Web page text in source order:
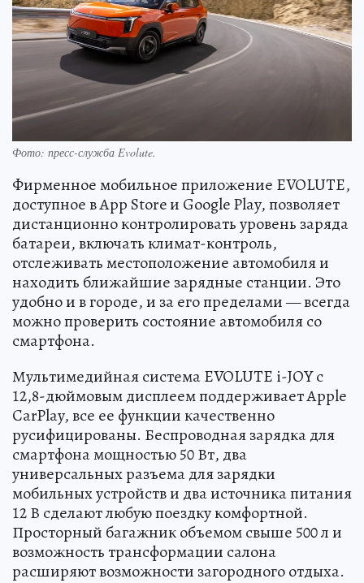
Фото: пресс-служба Evolute.
Фирменное мобильное приложение EVOLUTE,
доступное в App Store и Google Play, позволяет
дистанционно контролировать уровень заряда
батареи, включать климат-контроль,
отслеживать местоположение автомобиля и
находить ближайшие зарядные станции. Это
удобно и в городе, и за его пределами — всегда
можно проверить состояние автомобиля со
смартфона.
Мультимедийная система EVOLUTE i-JOY с
12,8-дюймовым дисплеем поддерживает Apple
CarPlay, все ее функции качественно
русифицированы. Беспроводная зарядка для
смартфона мощностью 50 Вт, два
универсальных разъема для зарядки
мобильных устройств и два источника питания
12 В сделают любую поездку комфортной.
Просторный багажник объемом свыше 500 л и
возможность трансформации салона
расширяют возможности загородного отдыха.